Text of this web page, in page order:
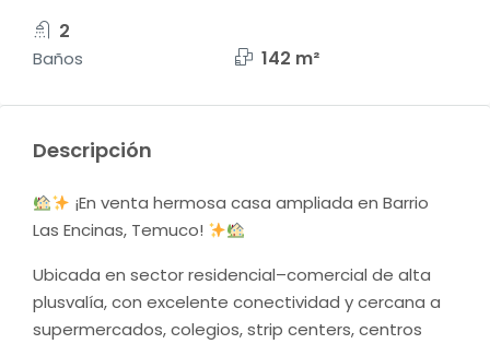
2
Baños 142 m²
Descripción
¡En venta hermosa casa ampliada en Barrio
Las Encinas, Temuco!
Ubicada en sector residencial–comercial de alta
plusvalía, con excelente conectividad y cercana a
supermercados, colegios, strip centers, centros